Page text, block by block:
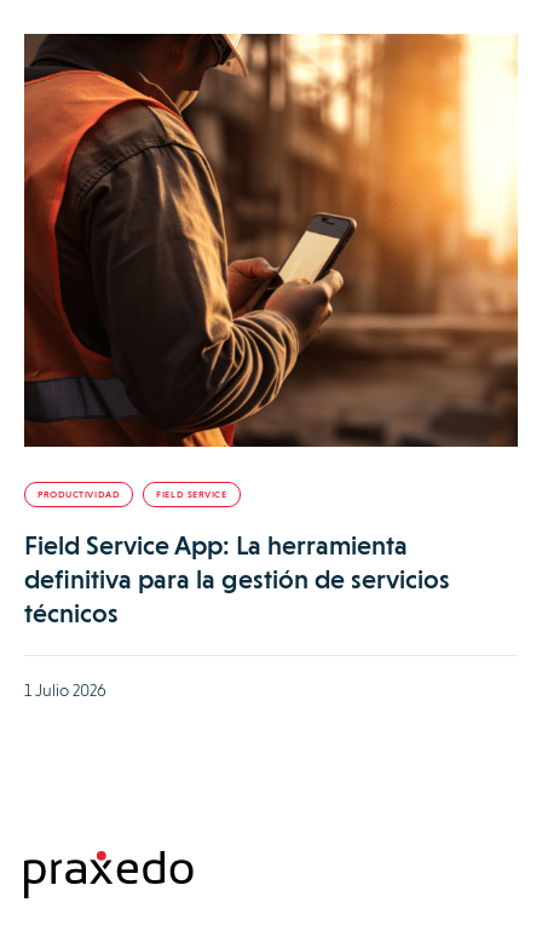
PRODUCTIVIDAD FIELD SERVICE
Field Service App: La herramienta
definitiva para la gestión de servicios
técnicos
1 Julio 2026